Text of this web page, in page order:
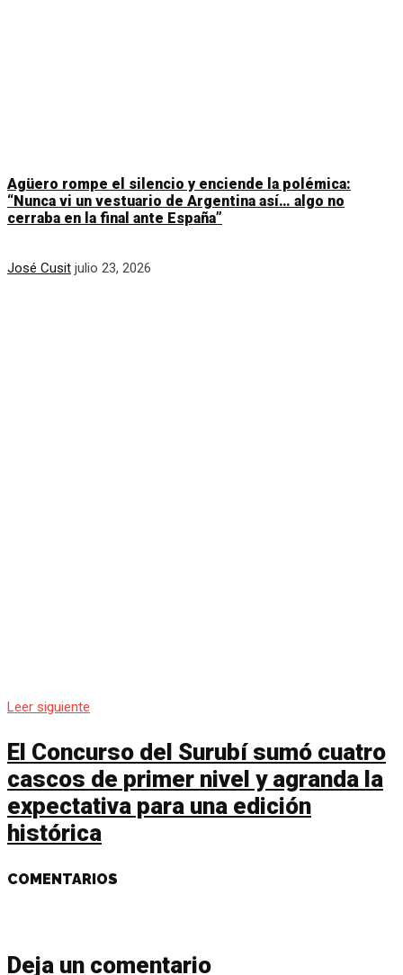
Agüero rompe el silencio y enciende la polémica:
“Nunca vi un vestuario de Argentina así… algo no
cerraba en la final ante España”
José Cusit julio 23, 2026
Leer siguiente
El Concurso del Surubí sumó cuatro
cascos de primer nivel y agranda la
expectativa para una edición
histórica
COMENTARIOS
Deja un comentario